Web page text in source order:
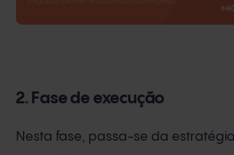
2. Fase de execução
Nesta fase, passa-se da